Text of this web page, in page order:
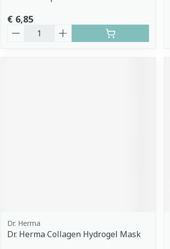
€ 6,85
Dr. Herma
Dr. Herma Collagen Hydrogel Mask